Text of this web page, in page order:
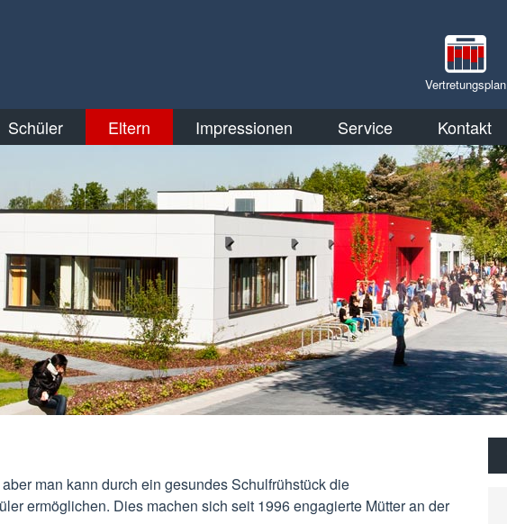
Vertretungsplan
Schüler Eltern Impressionen Service Kontakt
man kann durch ein gesundes Schulfrühstück die
ermöglichen. Dies machen sich seit 1996 engagierte Mütter an der